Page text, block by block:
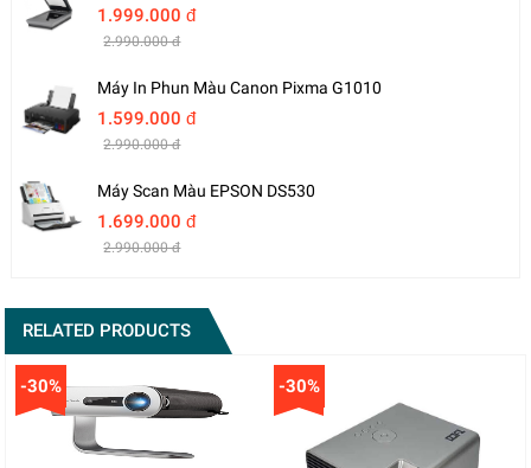
1.999.000 đ
2.990.000 đ
Máy In Phun Màu Canon Pixma G1010
1.599.000 đ
2.990.000 đ
Máy Scan Màu EPSON DS530
1.699.000 đ
2.990.000 đ
RELATED PRODUCTS
-30% -30%